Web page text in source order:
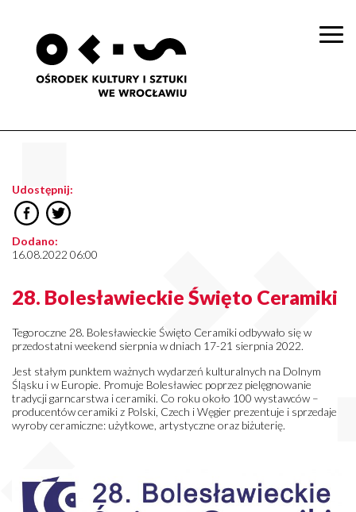
Udostępnij:
Dodano:
16.08.2022 06:00
28. Bolesławieckie Święto Ceramiki
Tegoroczne 28. Bolesławieckie Święto Ceramiki odbywało się w
przedostatni weekend sierpnia w dniach 17-21 sierpnia 2022.
Jest stałym punktem ważnych wydarzeń kulturalnych na Dolnym
Śląsku i w Europie. Promuje Bolesławiec poprzez pielęgnowanie
tradycji garncarstwa i ceramiki. Co roku około 100 wystawców –
producentów ceramiki z Polski, Czech i Węgier prezentuje i sprzedaje
wyroby ceramiczne: użytkowe, artystyczne oraz biżuterię.